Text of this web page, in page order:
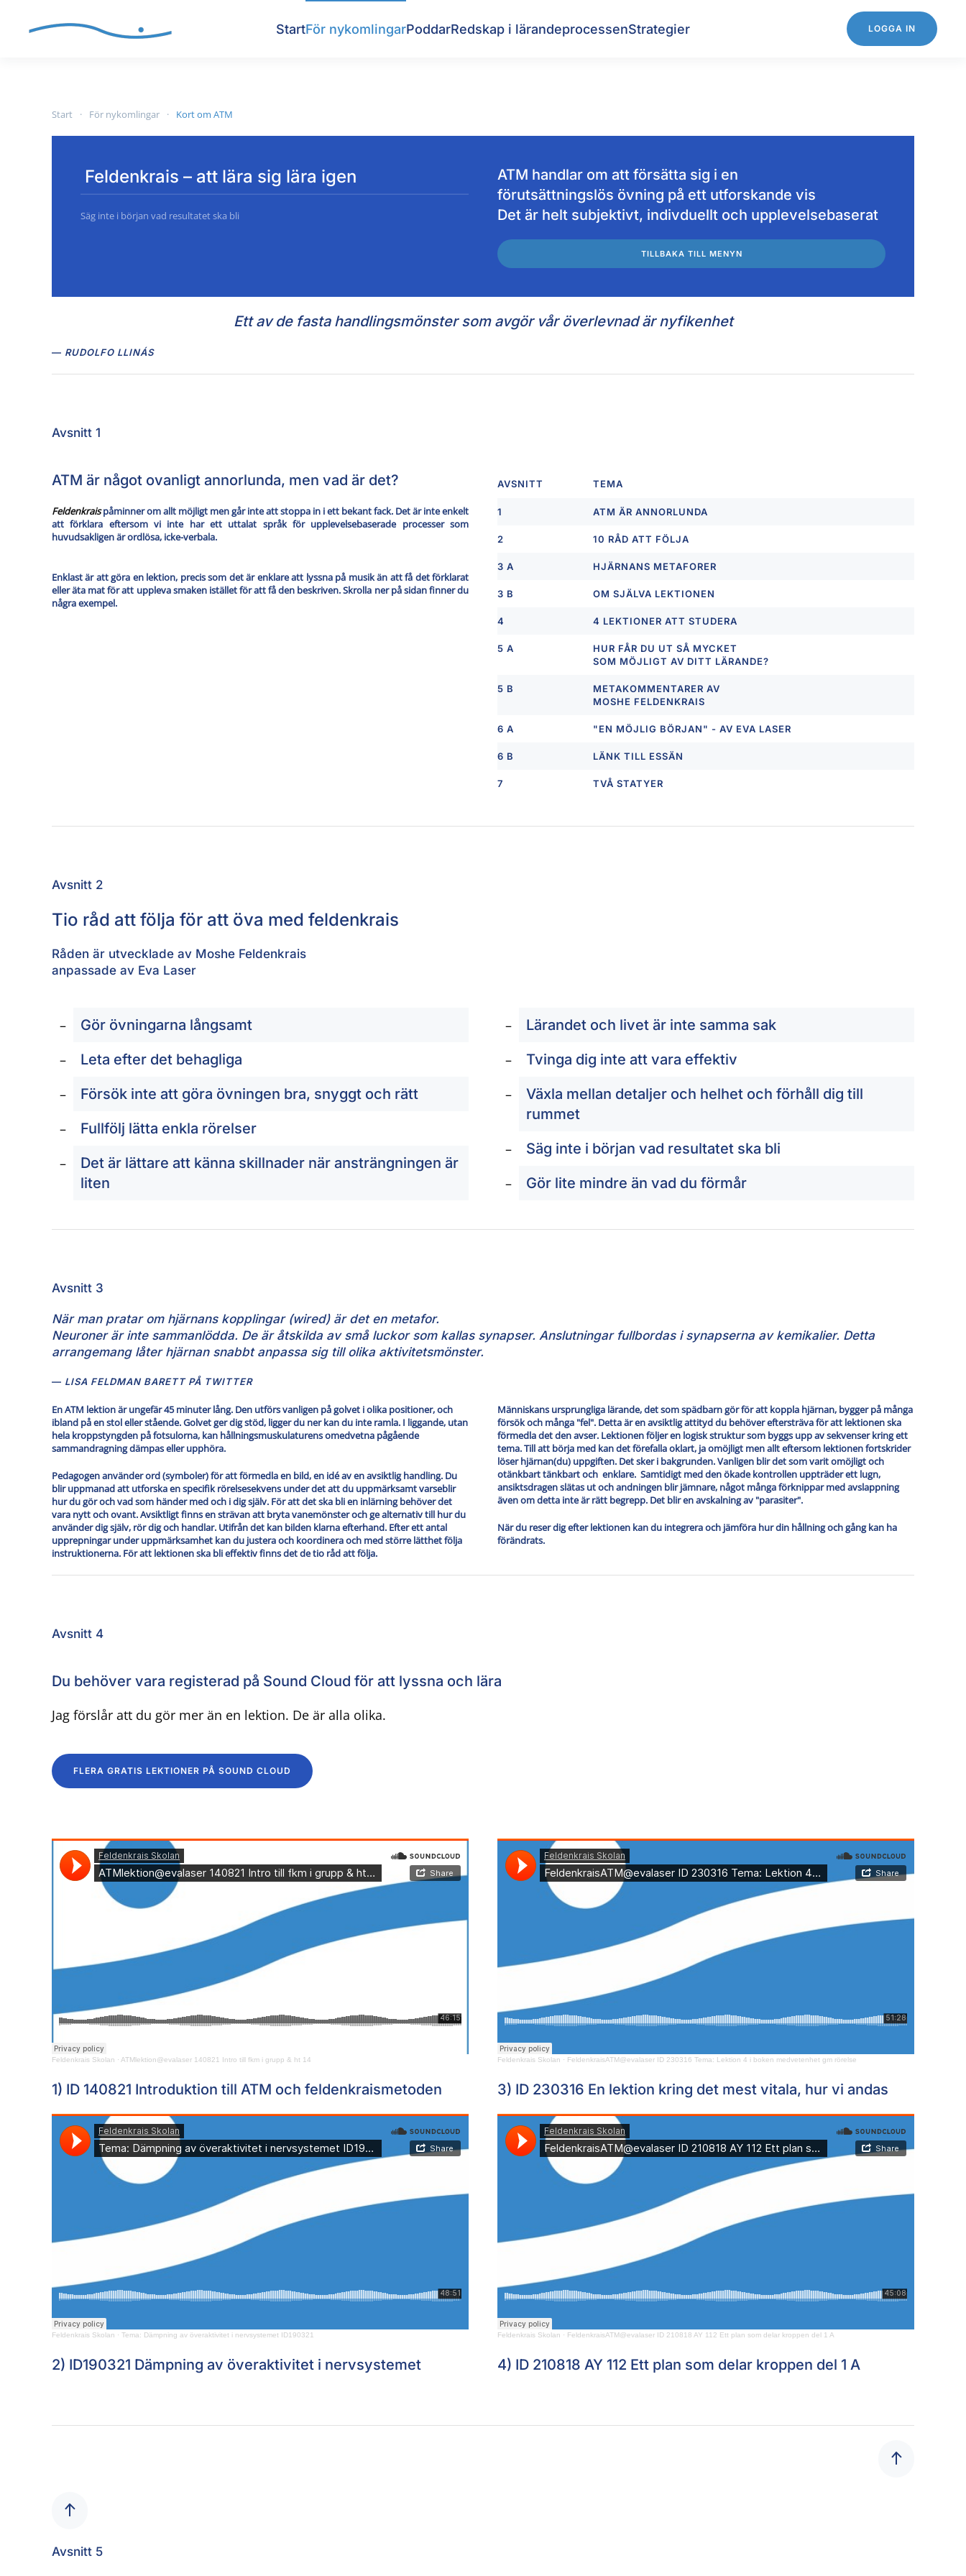
Skip to main content
StartFör nykomlingarPoddarRedskap i lärandeprocessenStrategier LOGGA IN
Start För nykomlingar Kort om ATM
Feldenkrais – att lära sig lära igen
Säg inte i början vad resultatet ska bli
ATM handlar om att försätta sig i en
förutsättningslös övning på ett utforskande vis
Det är helt subjektivt, indivduellt och upplevelsebaserat
TILLBAKA TILL MENYN
Ett av de fasta handlingsmönster som avgör vår överlevnad är nyfikenhet
RUDOLFO LLINÁS
Avsnitt 1
ATM är något ovanligt annorlunda, men vad är det?
Feldenkraispåminner om allt möjligt men går inte att stoppa in i ett bekant fack. Det är inte enkelt
att förklara eftersom vi inte har ett uttalat språk för upplevelsebaserade processer som
huvudsakligen är ordlösa, icke-verbala.
Enklast är att göra en lektion, precis som det är enklare att lyssna på musik än att få det förklarat
eller äta mat för att uppleva smaken istället för att få den beskriven. Skrolla ner på sidan finner du
några exempel.
AVSNITT TEMA
1 ATM ÄR ANNORLUNDA
2 10 RÅD ATT FÖLJA
3 A HJÄRNANS METAFORER
3 B OM SJÄLVA LEKTIONEN
4 4 LEKTIONER ATT STUDERA
5 A
HUR FÅR DU UT SÅ MYCKET
SOM MÖJLIGT AV DITT LÄRANDE?
5 B
METAKOMMENTARER AV
MOSHE FELDENKRAIS
6 A "EN MÖJLIG BÖRJAN" - AV EVA LASER
6 B LÄNK TILL ESSÄN
7 TVÅ STATYER
Avsnitt 2
Tio råd att följa för att öva med feldenkrais
Råden är utvecklade av Moshe Feldenkrais
anpassade av Eva Laser
Gör övningarna långsamt
Leta efter det behagliga
Försök inte att göra övningen bra, snyggt och rätt
Fullfölj lätta enkla rörelser
Det är lättare att känna skillnader när ansträngningen är
liten
Lärandet och livet är inte samma sak
Tvinga dig inte att vara effektiv
Växla mellan detaljer och helhet och förhåll dig till
rummet
Säg inte i början vad resultatet ska bli
Gör lite mindre än vad du förmår
Avsnitt 3
När man pratar om hjärnans kopplingar (wired) är det en metafor.
Neuroner är inte sammanlödda. De är åtskilda av små luckor som kallas synapser. Anslutningar fullbordas i synapserna av kemikalier. Detta
arrangemang låter hjärnan snabbt anpassa sig till olika aktivitetsmönster.
LISA FELDMAN BARETT PÅ TWITTER
En ATM lektion är ungefär 45 minuter lång. Den utförs vanligen på golvet i olika positioner, och
ibland på en stol eller stående. Golvet ger dig stöd, ligger du ner kan du inte ramla. I liggande, utan
hela kroppstyngden på fotsulorna, kan hållningsmuskulaturens omedvetna pågående
sammandragning dämpas eller upphöra.
Pedagogen använder ord (symboler) för att förmedla en bild, en idé av en avsiktlig handling. Du
blir uppmanad att utforska en specifik rörelsesekvens under det att du uppmärksamt varseblir
hur du gör och vad som händer med och i dig själv. För att det ska bli en inlärning behöver det
vara nytt och ovant. Avsiktligt finns en strävan att bryta vanemönster och ge alternativ till hur du
använder dig själv, rör dig och handlar. Utifrån det kan bilden klarna efterhand. Efter ett antal
upprepningar under uppmärksamhet kan du justera och koordinera och med större lätthet följa
instruktionerna. För att lektionen ska bli effektiv finns det de tio råd att följa.
Människans ursprungliga lärande, det som spädbarn gör för att koppla hjärnan, bygger på många
försök och många "fel". Detta är en avsiktlig attityd du behöver eftersträva för att lektionen ska
förmedla det den avser. Lektionen följer en logisk struktur som byggs upp av sekvenser kring ett
tema. Till att börja med kan det förefalla oklart, ja omöjligt men allt eftersom lektionen fortskrider
löser hjärnan(du) uppgiften. Det sker i bakgrunden. Vanligen blir det som varit omöjligt och
otänkbart tänkbart och enklare. Samtidigt med den ökade kontrollen uppträder ett lugn,
ansiktsdragen slätas ut och andningen blir jämnare, något många förknippar med avslappning
även om detta inte är rätt begrepp. Det blir en avskalning av "parasiter".
När du reser dig efter lektionen kan du integrera och jämföra hur din hållning och gång kan ha
förändrats.
Avsnitt 4
Du behöver vara registerad på Sound Cloud för att lyssna och lära
Jag förslår att du gör mer än en lektion. De är alla olika.
FLERA GRATIS LEKTIONER PÅ SOUND CLOUD
Feldenkrais Skolan · ATMlektion@evalaser 140821 Intro till fkm i grupp & ht 14
1) ID 140821 Introduktion till ATM och feldenkraismetoden
Feldenkrais Skolan · Tema: Dämpning av överaktivitet i nervsystemet ID190321
2) ID190321 Dämpning av överaktivitet i nervsystemet
Feldenkrais Skolan · FeldenkraisATM@evalaser ID 230316 Tema: Lektion 4 i boken medvetenhet gm rörelse
3) ID 230316 En lektion kring det mest vitala, hur vi andas
Feldenkrais Skolan · FeldenkraisATM@evalaser ID 210818 AY 112 Ett plan som delar kroppen del 1 A
4) ID 210818 AY 112 Ett plan som delar kroppen del 1 A
Avsnitt 5